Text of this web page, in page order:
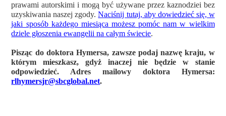
prawami autorskimi i mogą być używane przez kaznodziei bez
uzyskiwania naszej zgody.Naciśnij tutaj, aby dowiedzieć się, w
jaki sposób każdego miesiąca możesz pomóc nam w wielkim
dziele głoszenia ewangelii na całym świecie.
Pisząc do doktora Hymersa, zawsze podaj nazwę kraju, w
którym mieszkasz, gdyż inaczej nie będzie w stanie
odpowiedzieć. Adres mailowy doktora Hymersa:
rlhymersjr@sbcglobal.net.